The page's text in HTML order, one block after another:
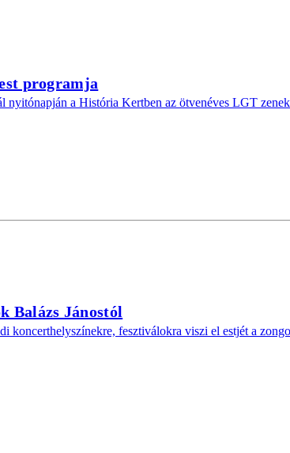
programja
nyitónapján a História Kertben az ötvenéves LGT
Balázs Jánostól
koncerthelyszínekre, fesztiválokra viszi el estjét a